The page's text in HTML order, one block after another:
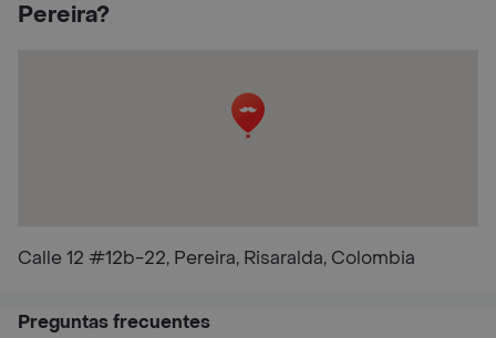
Pereira?
Calle 12 #12b-22, Pereira, Risaralda, Colombia
Preguntas frecuentes